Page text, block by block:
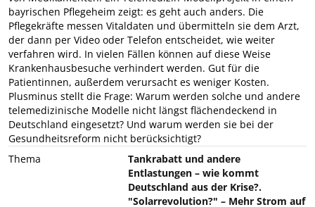
bayrischen Pflegeheim zeigt: es geht auch anders. Die
Pflegekräfte messen Vitaldaten und übermitteln sie dem Arzt,
der dann per Video oder Telefon entscheidet, wie weiter
verfahren wird. In vielen Fällen können auf diese Weise
Krankenhausbesuche verhindert werden. Gut für die
Patientinnen, außerdem verursacht es weniger Kosten.
Plusminus stellt die Frage: Warum werden solche und andere
telemedizinische Modelle nicht längst flächendeckend in
Deutschland eingesetzt? Und warum werden sie bei der
Gesundheitsreform nicht berücksichtigt?
Thema
Tankrabatt und andere
Entlastungen – wie kommt
Deutschland aus der Krise?.
"Solarrevolution?" – Mehr Strom auf